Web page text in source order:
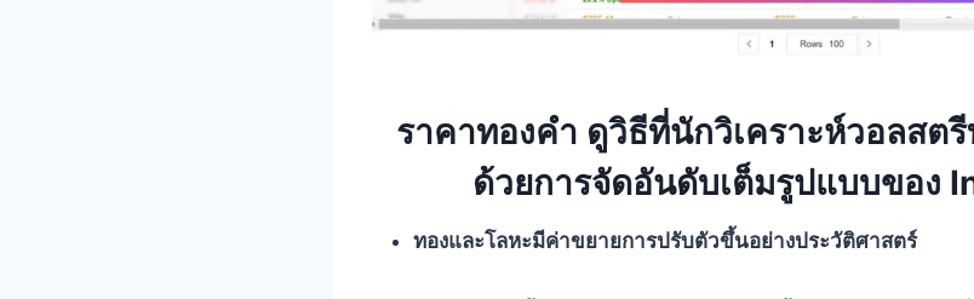
ราคาทองคำ ดูวิธีที่นักวิเคราะห์วอลสต
ด้วยการจัดอันดับเต็มรูปแบบของ
ทองและโลหะมีค่าขยายการปรับตัวขึ้นอย่างประวัติศาสตร์